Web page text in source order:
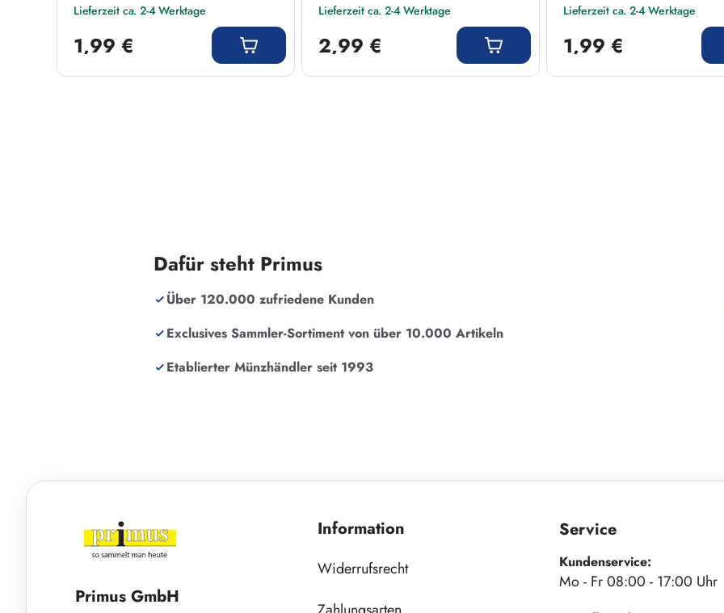
Lieferzeit ca. 2-4 Werktage
1,99 €
Lieferzeit ca. 2-4 Werktage
2,99 €
Lieferzeit ca. 2-4 Werktage
1,99 €
Dafür steht Primus
Über 120.000 zufriedene Kunden
Exclusives Sammler-Sortiment von über 10.000 Artikeln
Etablierter Münzhändler seit 1993
Primus GmbH
Information
Widerrufsrecht
Service
Kundenservice:
Mo - Fr 08:00 - 17:00 Uhr